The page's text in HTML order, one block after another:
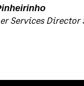
Services Director